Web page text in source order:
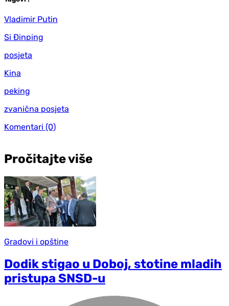
Vladimir Putin
Si Đinping
posjeta
Kina
peking
zvanična posjeta
Komentari (0)
Pročitajte više
Gradovi i opštine
Dodik stigao u Doboj, stotine mladih
pristupa SNSD-u